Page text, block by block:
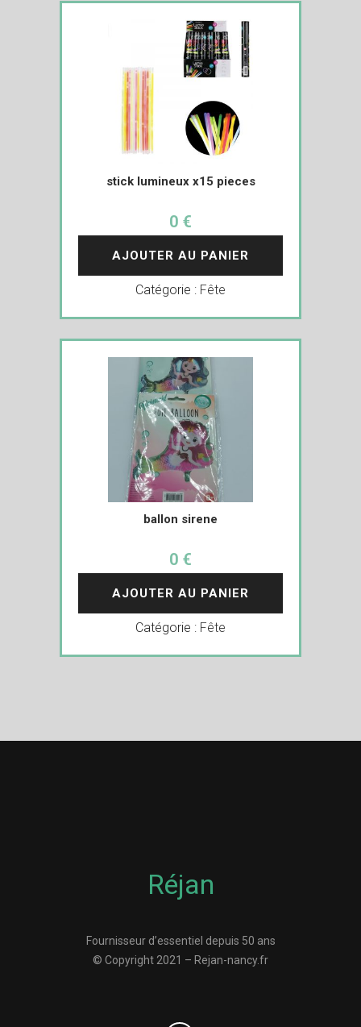
stick lumineux x15 pieces
0 €
AJOUTER AU PANIER
Catégorie : Fête
ballon sirene
0 €
AJOUTER AU PANIER
Catégorie : Fête
Réjan
Fournisseur d’essentiel depuis 50 ans
© Copyright 2021 – Rejan-nancy.fr